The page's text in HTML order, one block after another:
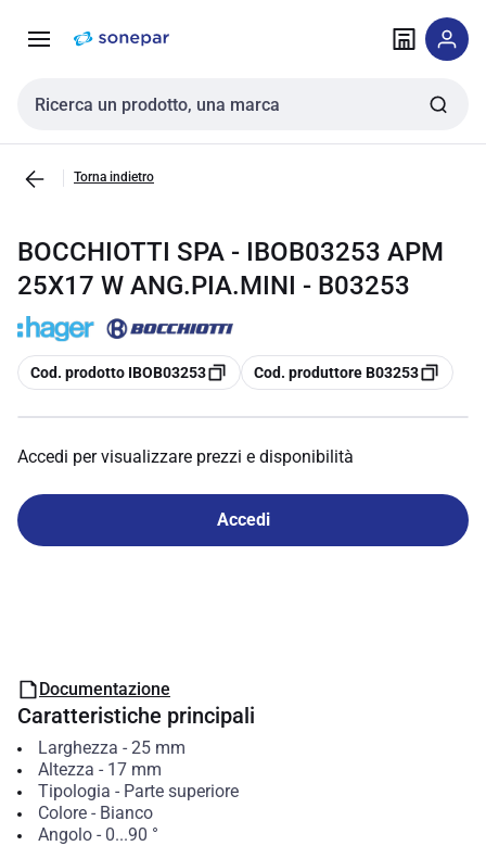
navigazione alla
Cerca input
Torna indietro
BOCCHIOTTI SPA - IBOB03253 APM
25X17 W ANG.PIA.MINI - B03253
copia
Cod. prodotto IBOB03253 copia
Cod. produttore B03253
Accedi per visualizzare prezzi e disponibilità
Accedi
Documentazione
Caratteristiche principali
Larghezza - 25 mm
Altezza - 17 mm
Tipologia - Parte superiore
Colore- Bianco
Angolo- 0...90 °